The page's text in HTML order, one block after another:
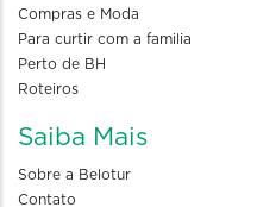
Compras e Moda
Para curtir com a familia
Perto de BH
Roteiros
Saiba Mais
Sobre a Belotur
Contato